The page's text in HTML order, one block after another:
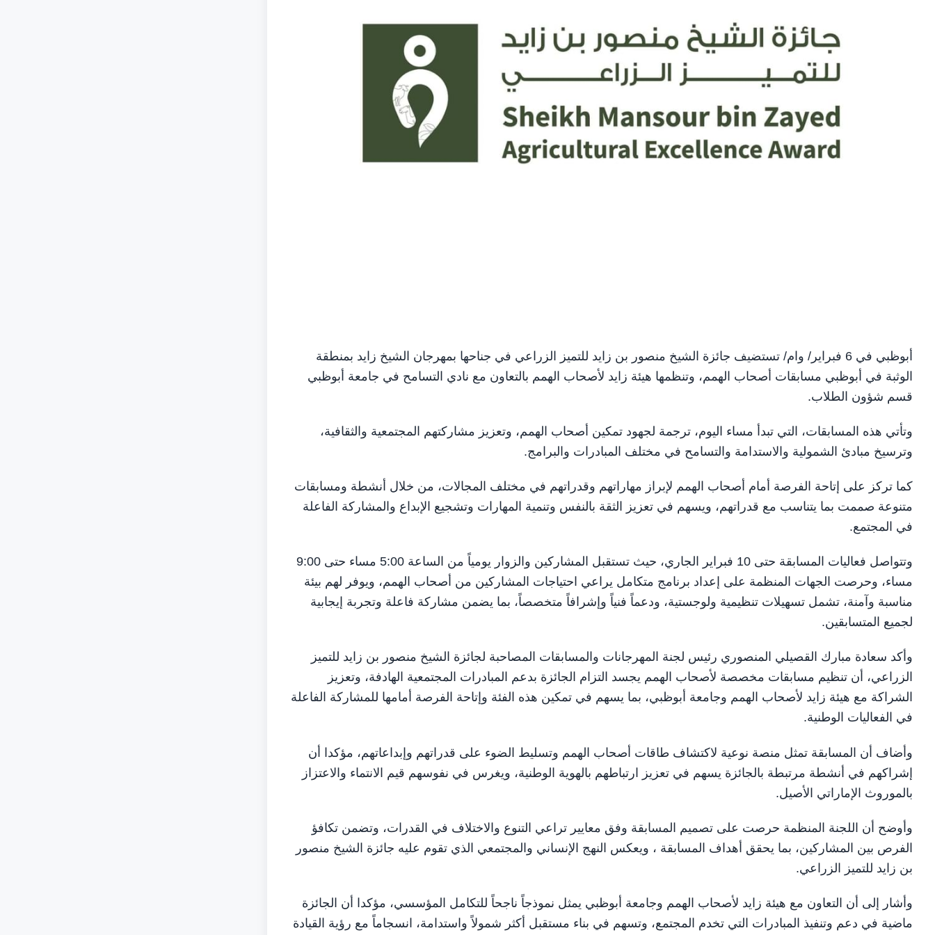
أبوظبي في 6 فبراير/ وام/ تستضيف جائزة الشيخ منصور بن زايد للتميز الزراعي في جناحها بمهرجان الشيخ زايد بمنطقة
الوثبة في أبوظبي مسابقات أصحاب الهمم، وتنظمها هيئة زايد لأصحاب الهمم بالتعاون مع نادي التسامح في جامعة أبوظبي
قسم شؤون الطلاب.
وتأتي هذه المسابقات، التي تبدأ مساء اليوم، ترجمة لجهود تمكين أصحاب الهمم، وتعزيز مشاركتهم المجتمعية والثقافية،
وترسيخ مبادئ الشمولية والاستدامة والتسامح في مختلف المبادرات والبرامج.
كما تركز على إتاحة الفرصة أمام أصحاب الهمم لإبراز مهاراتهم وقدراتهم في مختلف المجالات، من خلال أنشطة ومسابقات
متنوعة صممت بما يتناسب مع قدراتهم، ويسهم في تعزيز الثقة بالنفس وتنمية المهارات وتشجيع الإبداع والمشاركة الفاعلة
في المجتمع.
وتتواصل فعاليات المسابقة حتى 10 فبراير الجاري، حيث تستقبل المشاركين والزوار يومياً من الساعة 5:00 مساء حتى 9:00
مساء، وحرصت الجهات المنظمة على إعداد برنامج متكامل يراعي احتياجات المشاركين من أصحاب الهمم، ويوفر لهم بيئة
مناسبة وآمنة، تشمل تسهيلات تنظيمية ولوجستية، ودعماً فنياً وإشرافاً متخصصاً، بما يضمن مشاركة فاعلة وتجربة إيجابية
لجميع المتسابقين.
وأكد سعادة مبارك القصيلي المنصوري رئيس لجنة المهرجانات والمسابقات المصاحبة لجائزة الشيخ منصور بن زايد للتميز
الزراعي، أن تنظيم مسابقات مخصصة لأصحاب الهمم يجسد التزام الجائزة بدعم المبادرات المجتمعية الهادفة، وتعزيز
الشراكة مع هيئة زايد لأصحاب الهمم وجامعة أبوظبي، بما يسهم في تمكين هذه الفئة وإتاحة الفرصة أمامها للمشاركة الفاعلة
في الفعاليات الوطنية.
وأضاف أن المسابقة تمثل منصة نوعية لاكتشاف طاقات أصحاب الهمم وتسليط الضوء على قدراتهم وإبداعاتهم، مؤكدا أن
إشراكهم في أنشطة مرتبطة بالجائزة يسهم في تعزيز ارتباطهم بالهوية الوطنية، ويغرس في نفوسهم قيم الانتماء والاعتزاز
بالموروث الإماراتي الأصيل.
وأوضح أن اللجنة المنظمة حرصت على تصميم المسابقة وفق معايير تراعي التنوع والاختلاف في القدرات، وتضمن تكافؤ
الفرص بين المشاركين، بما يحقق أهداف المسابقة ، ويعكس النهج الإنساني والمجتمعي الذي تقوم عليه جائزة الشيخ منصور
بن زايد للتميز الزراعي.
وأشار إلى أن التعاون مع هيئة زايد لأصحاب الهمم وجامعة أبوظبي يمثل نموذجاً ناجحاً للتكامل المؤسسي، مؤكدا أن الجائزة
ماضية في دعم وتنفيذ المبادرات التي تخدم المجتمع، وتسهم في بناء مستقبل أكثر شمولاً واستدامة، انسجاماً مع رؤية القيادة